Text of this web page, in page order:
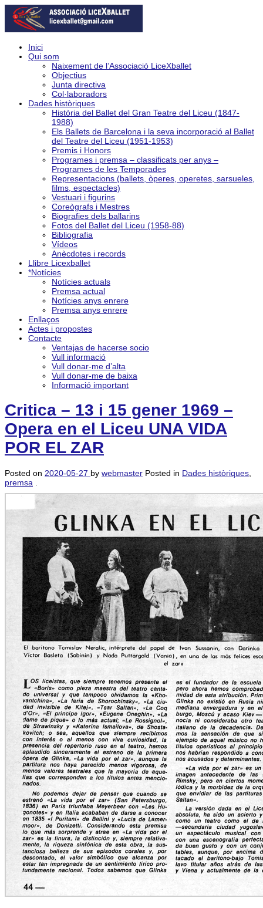
Inici
Qui som
Naixement de l’Associació LiceXballet
Objectius
Junta directiva
Col·laboradors
Dades històriques
Història del Ballet del Gran Teatre del Liceu (1847-
1988)
Els Ballets de Barcelona i la seva incorporació al Ballet
del Teatre del Liceu (1951-1953)
Premis i Honors
Programes i premsa – classificats per anys –
Programes de les Temporades
Representacions (ballets, òperes, operetes, sarsueles,
films, espectacles)
Vestuari i figurins
Coreògrafs i Mestres
Biografies dels ballarins
Fotos del Ballet del Liceu (1958-88)
Bibliografia
Vídeos
Anècdotes i records
Llibre Licexballet
*Notícies
Notícies actuals
Premsa actual
Notícies anys enrere
Premsa anys enrere
Enllaços
Actes i propostes
Contacte
Ventajas de hacerse socio
Vull informació
Vull donar-me d’alta
Vull donar-me de baixa
Informació important
Critica – 13 i 15 gener 1969 –
Opera en el Liceu UNA VIDA
POR EL ZAR
Posted on 2020-05-27 by webmaster Posted in Dades històriques
premsa